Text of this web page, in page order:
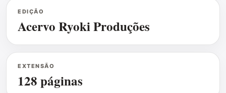
EDIÇÃO
Acervo Ryoki Produções
EXTENSÃO
128 páginas